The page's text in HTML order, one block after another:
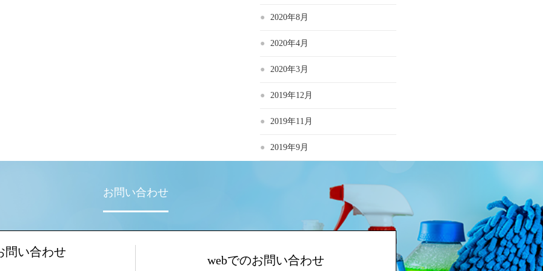
2020年8月
2020年4月
2020年3月
2019年12月
2019年11月
2019年9月
お問い合わせ
問い合わせ
webでのお問い合わせ